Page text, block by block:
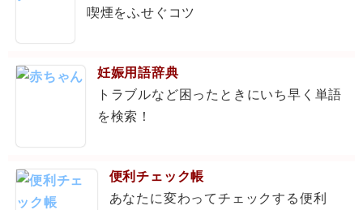
喫煙をふせぐコツ
妊娠用語辞典
トラブルなど困ったときにいち早く単語
を検索！
便利チェック帳
あなたに変わってチェックする便利